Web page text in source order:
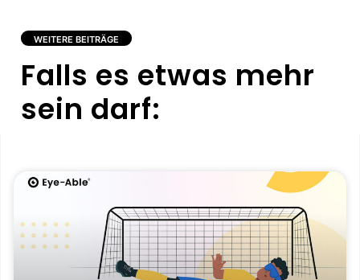
WEITERE BEITRÄGE
Falls es etwas mehr
sein darf: